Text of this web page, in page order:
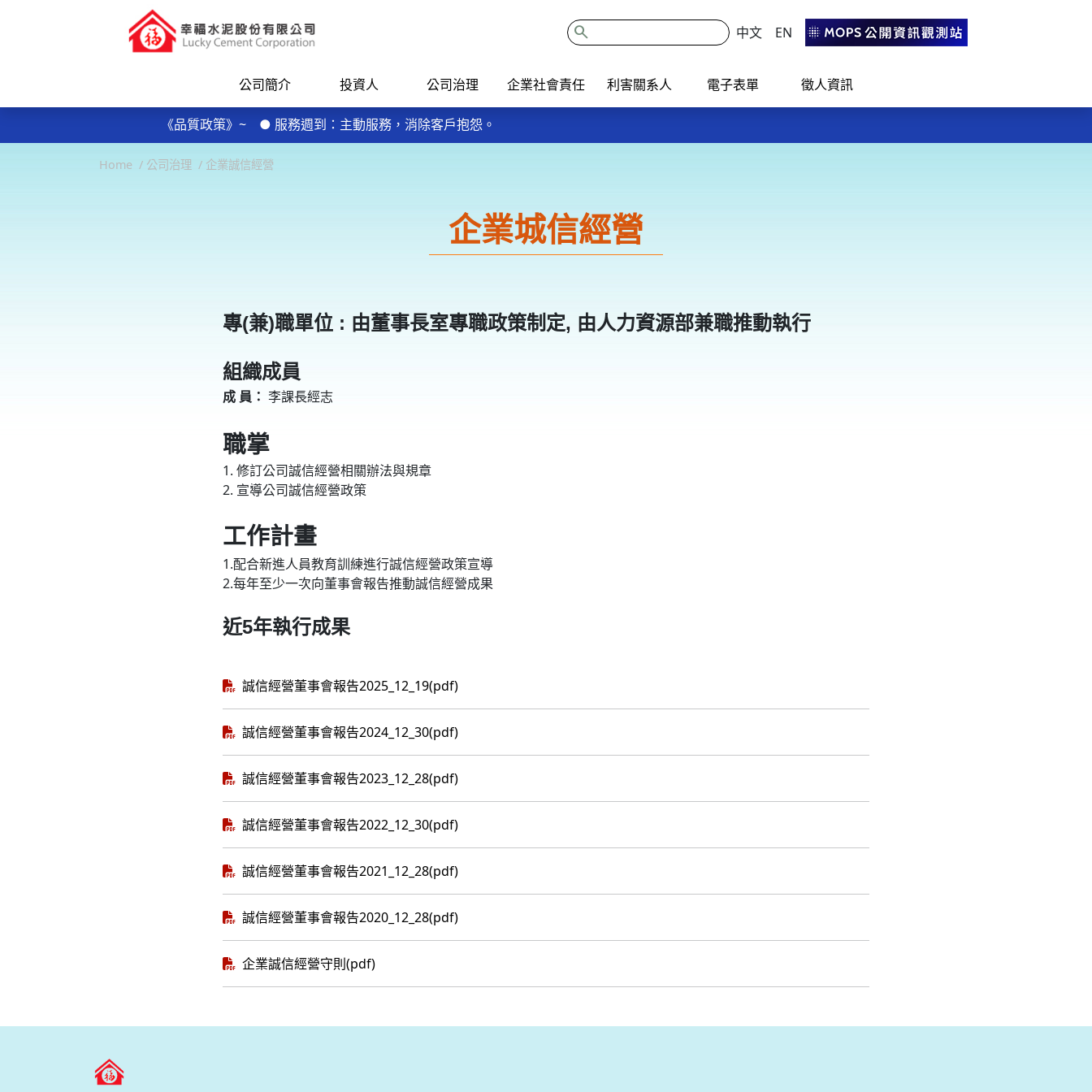
search 中文 EN
公司簡介 投資人 公司治理 企業社會責任 利害關系人 電子表單
徵人資訊
每日規律運動30分鐘輕鬆做 天天我的餐盤6口訣餐餐吃，多運動、多蔬果、少含糖飲料，健康好生活！
《品質政策》~ ● 服務週到：主動服務，消除客戶抱怨。
● 品質保證：控制不良率，實施及維持ISO9001：2015品質管理系統。
每日規律運動30分鐘輕鬆做 天天我的餐盤6口訣餐餐吃，多運動、多蔬果、少含糖飲料，健康好生活！
Home 公司治理 企業誠信經營
企業城信經營
專(兼)職單位 : 由董事長室專職政策制定, 由人力資源部兼職推動執行
組織成員
成 員： 李課長經志
職掌
1. 修訂公司誠信經營相關辦法與規章
2. 宣導公司誠信經營政策
工作計畫
1.配合新進人員教育訓練進行誠信經營政策宣導
2.每年至少一次向董事會報告推動誠信經營成果
近5年執行成果
誠信經營董事會報告2025_12_19(pdf)
誠信經營董事會報告2024_12_30(pdf)
誠信經營董事會報告2023_12_28(pdf)
誠信經營董事會報告2022_12_30(pdf)
誠信經營董事會報告2021_12_28(pdf)
誠信經營董事會報告2020_12_28(pdf)
企業誠信經營守則(pdf)